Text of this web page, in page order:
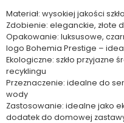
Materiał: wysokiej jakości
Zdobienie: eleganckie, złote
Opakowanie: luksusowe,
logo Bohemia Prestige –
Ekologiczne: szkło przyjazne
recyklingu
Przeznaczenie: idealne do
wody
Zastosowanie: idealne jako
dodatek do domowej